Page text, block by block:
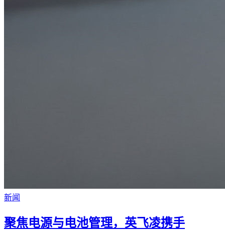
新闻
聚焦电源与电池管理，英飞凌携手